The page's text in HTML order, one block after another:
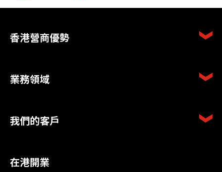
香港營商優勢
業務領域
我們的客戶
在港開業